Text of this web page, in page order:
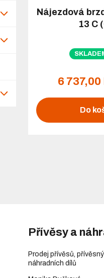
Nájezdová
13 C
6 737,00
Do
Přívěsy a
Prodej přívěsů,
náhradních dílů